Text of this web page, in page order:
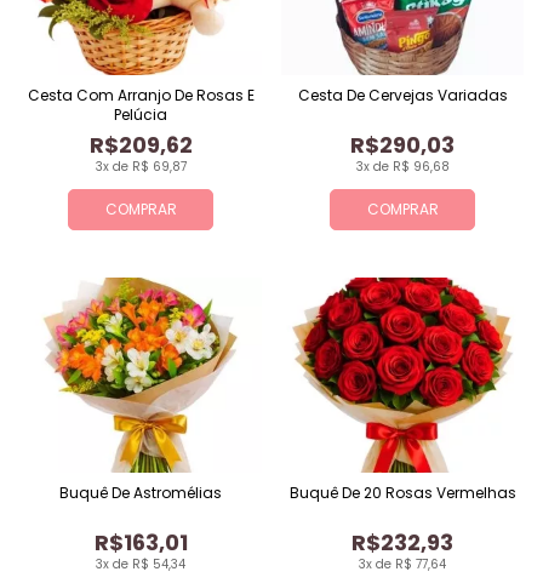
COMPRAR
3x de R$ 69,87
R$209,62
Cesta Com Arranjo De Rosas E
Pelúcia
COMPRAR
3x de R$ 96,68
R$290,03
Cesta De Cervejas Variadas
3x de R$ 54,34
R$163,01
Buquê De Astromélias
3x de R$ 77,64
R$232,93
Buquê De 20 Rosas Vermelhas